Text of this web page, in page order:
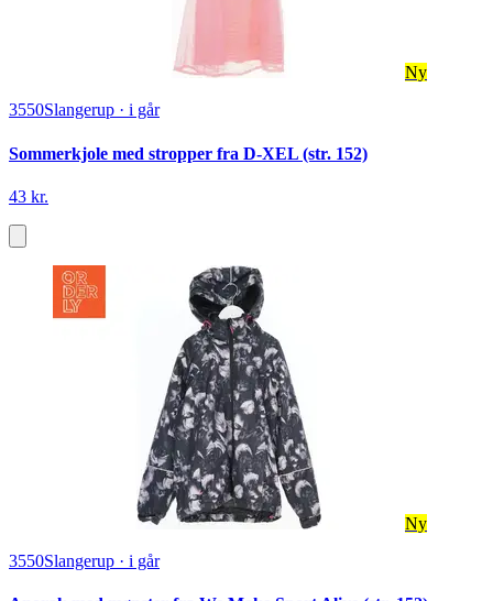
Ny
3550Slangerup · i går
Sommerkjole med stropper fra D-XEL (str. 152)
43 kr.
Ny
3550Slangerup · i går